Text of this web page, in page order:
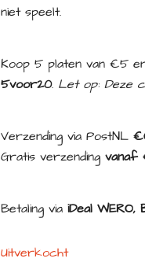
niet speelt.
Koop 5 platen van €5
5voor20. Let op: Deze
Verzending via PostNL
Gratis verzending vanaf
Betaling via iDeal
Uitverkocht